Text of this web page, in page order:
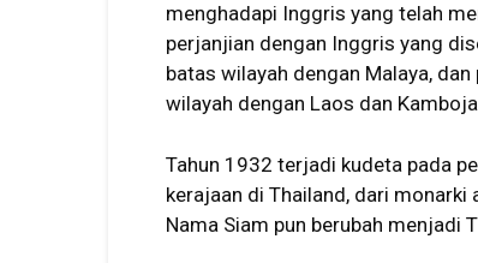
menghadapi Inggris yang telah
perjanjian dengan Inggris yang
batas wilayah dengan Malaya,
wilayah dengan Laos dan
Tahun 1932 terjadi kudeta pada
kerajaan di Thailand, dari
Nama Siam pun berubah menjadi